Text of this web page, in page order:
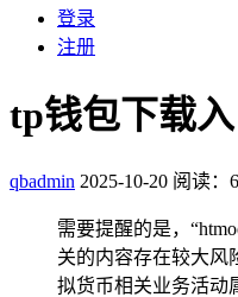
登录
注册
tp钱包下载
qbadmin 2025-10-20 阅读：
需要提醒的是，
关的内容存在较大风
拟货币相关业务活动